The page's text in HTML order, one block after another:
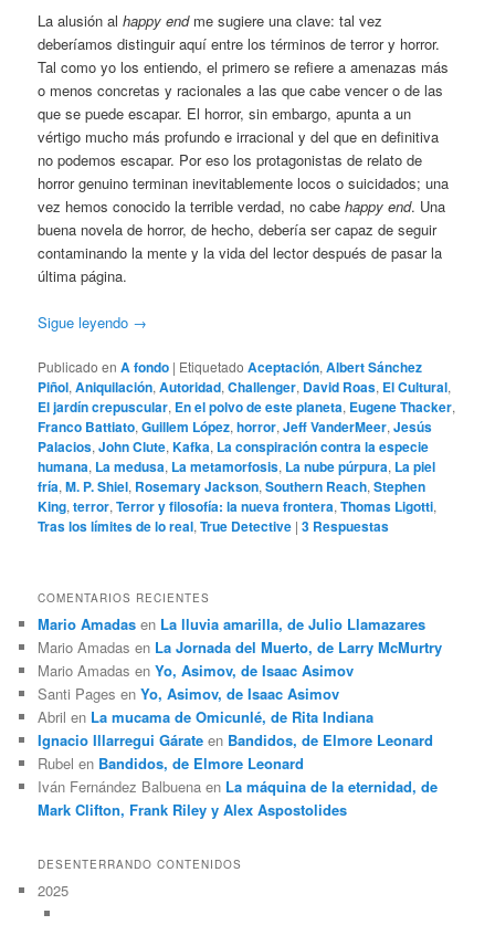
La alusión alhappy endme sugiere una clave: tal vez
deberíamos distinguir aquí entre los términos de terror y horror.
Tal como yo los entiendo, el primero se refiere a amenazas más
o menos concretas y racionales a las que cabe vencer o de las
que se puede escapar. El horror, sin embargo, apunta a un
vértigo mucho más profundo e irracional y del que en definitiva
no podemos escapar. Por eso los protagonistas de relato de
horror genuino terminan inevitablemente locos o suicidados; una
vez hemos conocido la terrible verdad, no cabehappy end. Una
buena novela de horror, de hecho, debería ser capaz de seguir
contaminando la mente y la vida del lector después de pasar la
última página.
Sigue leyendo →
Publicado en A fondo | Etiquetado Aceptación,Albert Sánchez
Piñol,Aniquilación,Autoridad,Challenger, David Roas, El Cultural,
El jardín crepuscular, En el polvo de este planeta, Eugene Thacker,
Franco Battiato,Guillem López,horror,Jeff VanderMeer,Jesús
Palacios,John Clute,Kafka, La conspiración contra la especie
humana, La medusa, La metamorfosis, La nube púrpura, La piel
fría,M. P. Shiel, Rosemary Jackson,Southern Reach,Stephen
King,terror,Terror y filosofía: la nueva frontera,Thomas Ligotti,
Tras los límites de lo real,True Detective |3 Respuestas
COMENTARIOS RECIENTES
Mario Amadas en La lluvia amarilla, de Julio Llamazares
Mario Amadas en La Jornada del Muerto, de Larry McMurtry
Mario Amadas enYo, Asimov, de Isaac Asimov
Santi Pages enYo, Asimov, de Isaac Asimov
Abril en La mucama de Omicunlé, de Rita Indiana
Ignacio Illarregui Gárate en Bandidos, de Elmore Leonard
Rubel en Bandidos, de Elmore Leonard
Iván Fernández Balbuena en La máquina de la eternidad, de
Mark Clifton, Frank Riley y Alex Aspostolides
DESENTERRANDO CONTENIDOS
2025